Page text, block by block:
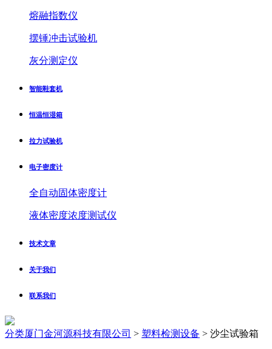
熔融指数仪
摆锤冲击试验机
灰分测定仪
智能鞋套机
恒温恒湿箱
拉力试验机
电子密度计
全自动固体密度计
液体密度浓度测试仪
技术文章
关于我们
联系我们
分类厦门金河源科技有限公司 > 塑料检测设备 > 沙尘试验箱